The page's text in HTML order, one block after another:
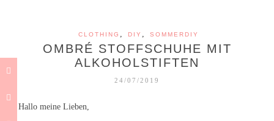
CLOTHING , DIY , SOMMERDIY
OMBRÉ STOFFSCHUHE MIT
ALKOHOLSTIFTEN
24/07/2019
Hallo meine Lieben,